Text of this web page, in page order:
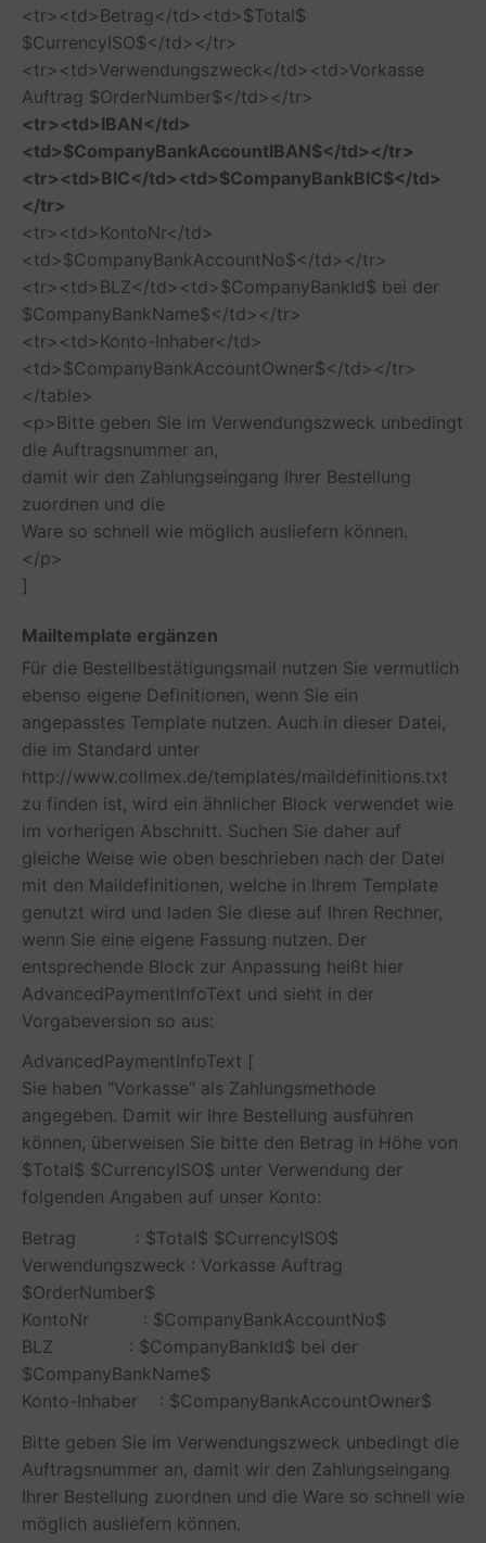
<tr><td>Betrag</td><td>$Total$
$CurrencyISO$</td></tr>
<tr><td>Verwendungszweck</td><td>Vorkasse
Auftrag $OrderNumber$</td></tr>
<tr><td>IBAN</td>
<td>$CompanyBankAccountIBAN$</td></tr>
<tr><td>BIC</td><td>$CompanyBankBIC$</td>
</tr>
<tr><td>KontoNr</td>
<td>$CompanyBankAccountNo$</td></tr>
<tr><td>BLZ</td><td>$CompanyBankId$ bei der
$CompanyBankName$</td></tr>
<tr><td>Konto-Inhaber</td>
<td>$CompanyBankAccountOwner$</td></tr>
</table>
<p>Bitte geben Sie im Verwendungszweck unbedingt
die Auftragsnummer an,
damit wir den Zahlungseingang Ihrer Bestellung
zuordnen und die
Ware so schnell wie möglich ausliefern können.
</p>
]
Mailtemplate ergänzen
Für die Bestellbestätigungsmail nutzen Sie vermutlich
ebenso eigene Definitionen, wenn Sie ein
angepasstes Template nutzen. Auch in dieser Datei,
die im Standard unter
http://www.collmex.de/templates/maildefinitions.txt
zu finden ist, wird ein ähnlicher Block verwendet wie
im vorherigen Abschnitt. Suchen Sie daher auf
gleiche Weise wie oben beschrieben nach der Datei
mit den Maildefinitionen, welche in Ihrem Template
genutzt wird und laden Sie diese auf Ihren Rechner,
wenn Sie eine eigene Fassung nutzen. Der
entsprechende Block zur Anpassung heißt hier
AdvancedPaymentInfoText und sieht in der
Vorgabeversion so aus:
AdvancedPaymentInfoText [
Sie haben "Vorkasse" als Zahlungsmethode
angegeben. Damit wir Ihre Bestellung ausführen
können, überweisen Sie bitte den Betrag in Höhe von
$Total$ $CurrencyISO$ unter Verwendung der
folgenden Angaben auf unser Konto:
Betrag : $Total$ $CurrencyISO$
Verwendungszweck : Vorkasse Auftrag
$OrderNumber$
KontoNr : $CompanyBankAccountNo$
BLZ : $CompanyBankId$ bei der
$CompanyBankName$
Konto-Inhaber : $CompanyBankAccountOwner$
Bitte geben Sie im Verwendungszweck unbedingt die
Auftragsnummer an, damit wir den Zahlungseingang
Ihrer Bestellung zuordnen und die Ware so schnell wie
möglich ausliefern können.